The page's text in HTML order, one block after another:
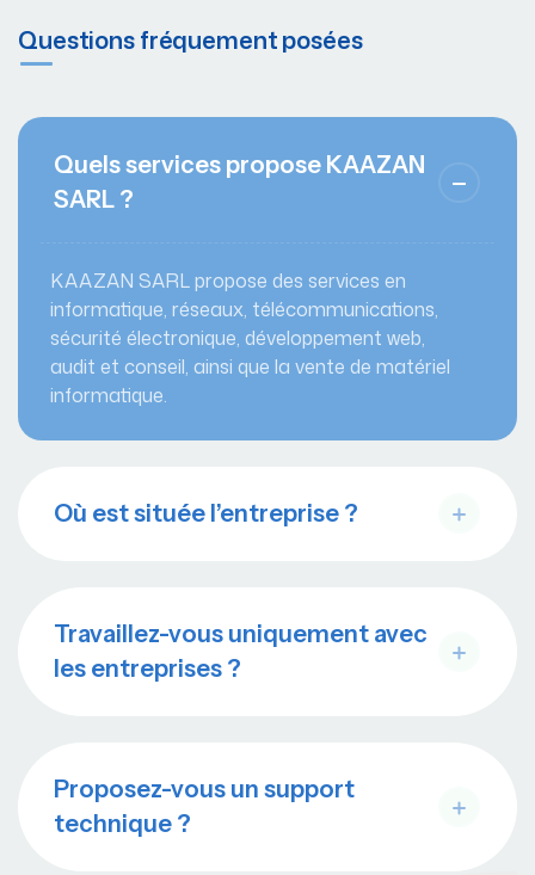
Questions fréquement posées
Quels services propose KAAZAN
SARL ?
KAAZAN SARL propose des services en
informatique, réseaux, télécommunications,
sécurité électronique, développement web,
audit et conseil, ainsi que la vente de matériel
informatique.
Où est située l’entreprise ?
Travaillez-vous uniquement avec
les entreprises ?
Proposez-vous un support
technique ?